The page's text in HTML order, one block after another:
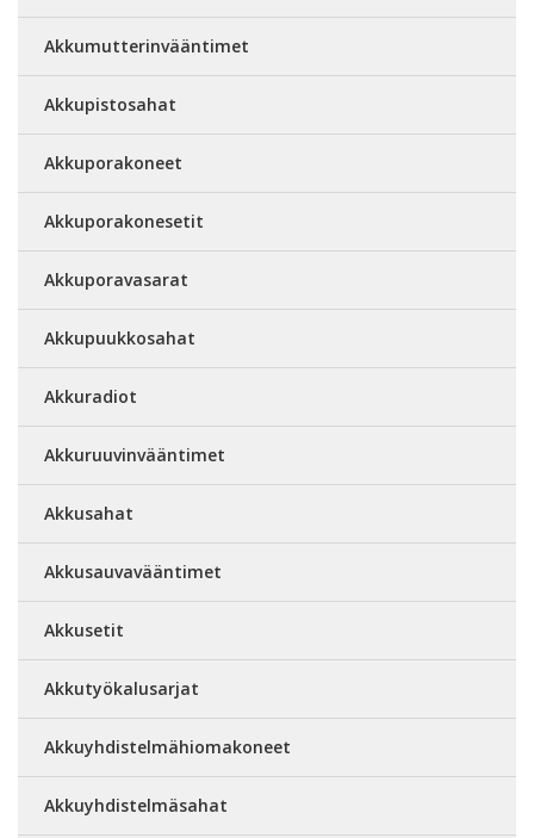
Akkumutterinvääntimet
Akkupistosahat
Akkuporakoneet
Akkuporakonesetit
Akkuporavasarat
Akkupuukkosahat
Akkuradiot
Akkuruuvinvääntimet
Akkusahat
Akkusauvavääntimet
Akkusetit
Akkutyökalusarjat
Akkuyhdistelmähiomakoneet
Akkuyhdistelmäsahat